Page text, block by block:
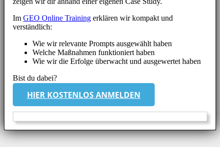
Im GEO Online Training erklären wir kompakt und
verständlich:
Wie wir relevante Prompts ausgewählt haben
Welche Maßnahmen funktioniert haben
Wie wir die Erfolge überwacht und ausgewertet haben
Bist du dabei?
HIER KOSTENLOS ANMELDEN